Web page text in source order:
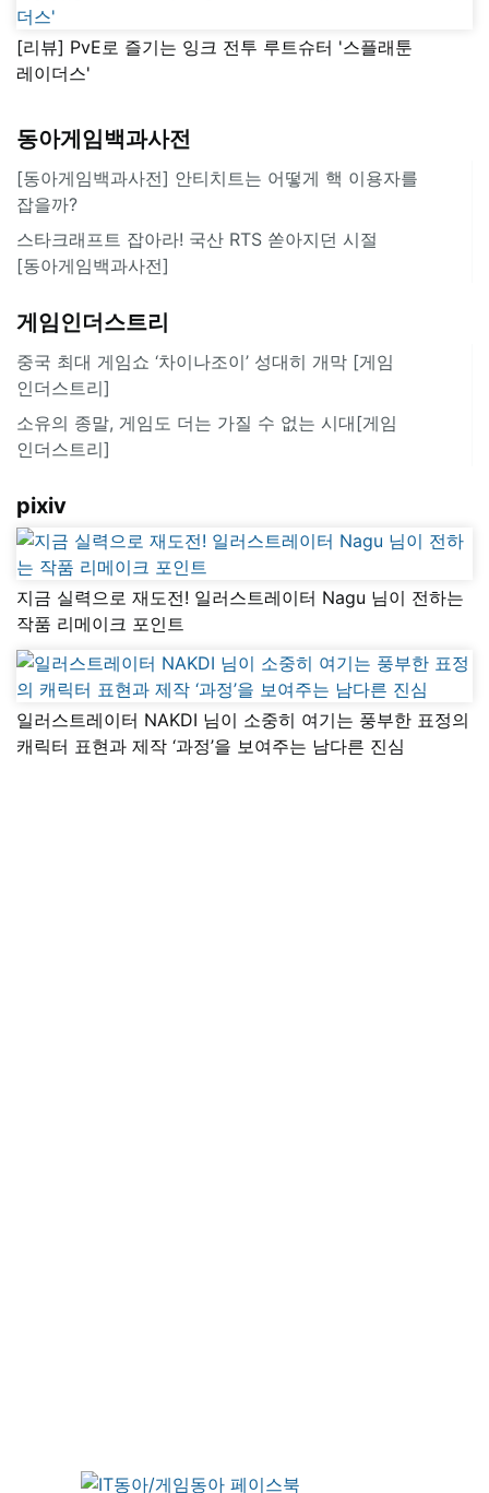
[리뷰] PvE로 즐기는 잉크 전투 루트슈터 '스플래툰
레이더스'
동아게임백과사전
[동아게임백과사전] 안티치트는 어떻게 핵 이용자를
잡을까?
스타크래프트 잡아라! 국산 RTS 쏟아지던 시절
[동아게임백과사전]
게임인더스트리
중국 최대 게임쇼 ‘차이나조이’ 성대히 개막 [게임
인더스트리]
소유의 종말, 게임도 더는 가질 수 없는 시대[게임
인더스트리]
pixiv
지금 실력으로 재도전! 일러스트레이터 Nagu 님이 전하는
작품 리메이크 포인트
일러스트레이터 NAKDI 님이 소중히 여기는 풍부한 표정의
캐릭터 표현과 제작 ‘과정’을 보여주는 남다른 진심